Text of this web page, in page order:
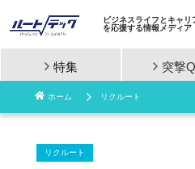
コ
ン
ビジネスライフとキャリ
を応援する情報メディア
特集 突撃
ホーム リクルート
リクルート